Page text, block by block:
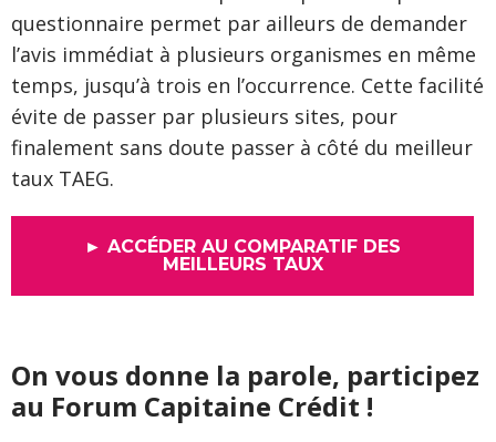
questionnaire permet par ailleurs de demander
l’avis immédiat à plusieurs organismes en même
temps, jusqu’à trois en l’occurrence. Cette facilité
évite de passer par plusieurs sites, pour
finalement sans doute passer à côté du meilleur
taux TAEG.
► ACCÉDER AU COMPARATIF DES
MEILLEURS TAUX
On vous donne la parole, participez
au Forum Capitaine Crédit !